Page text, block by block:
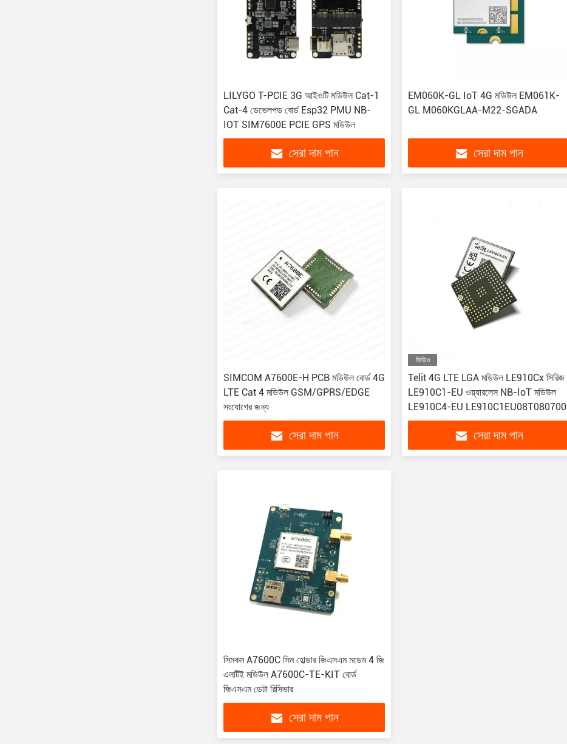
LILYGO T-PCIE 3G আইওটি মডিউল Cat-1
Cat-4 ডেভেলপড বোর্ড Esp32 PMU NB-
IOT SIM7600E PCIE GPS মডিউল
সেরা দাম পান
EM060K-GL IoT 4G মডিউল EM061K-
GL M060KGLAA-M22-SGADA
সেরা দাম পান
SIMCOM A7600E-H PCB মডিউল বোর্ড 4G
LTE Cat 4 মডিউল GSM/GPRS/EDGE
সংযোগের জন্য
সেরা দাম পান
ভিডিও
Telit 4G LTE LGA মডিউল LE910Cx সিরিজ
LE910C1-EU ওয়্যারলেস NB-IoT মডিউল
LE910C4-EU LE910C1EU08T080700
সেরা দাম পান
সিমকম A7600C সিম হোল্ডার জিএসএম মডেম 4 জি
এলটিই মডিউল A7600C-TE-KIT বোর্ড
জিএসএম ডেটা রিসিভার
সেরা দাম পান